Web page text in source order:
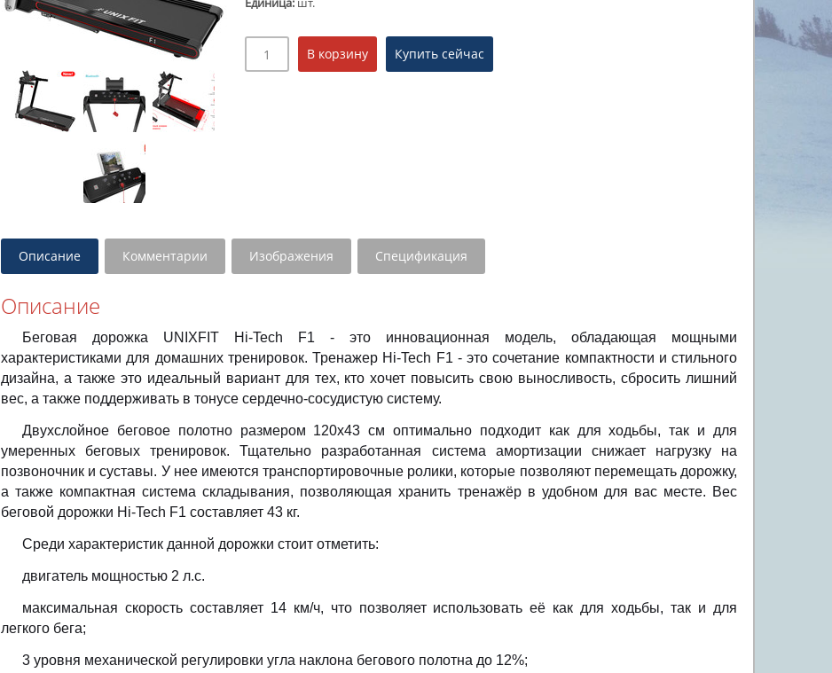
Описание Комментарии Изображения Спецификация
Описание
Беговая дорожка UNIXFIT Hi-Tech F1 - это инновационная модель, обладающая мощными
характеристиками для домашних тренировок. Тренажер Hi-Tech F1 - это сочетание компактности и стильного
дизайна, а также это идеальный вариант для тех, кто хочет повысить свою выносливость, сбросить лишний
вес, а также поддерживать в тонусе сердечно-сосудистую систему.
Двухслойное беговое полотно размером 120х43 см оптимально подходит как для ходьбы, так и для
умеренных беговых тренировок. Тщательно разработанная система амортизации снижает нагрузку на
позвоночник и суставы. У нее имеются транспортировочные ролики, которые позволяют перемещать дорожку,
а также компактная система складывания, позволяющая хранить тренажёр в удобном для вас месте. Вес
беговой дорожки Hi-Tech F1 составляет 43 кг.
Среди характеристик данной дорожки стоит отметить:
двигатель мощностью 2 л.с.
максимальная скорость составляет 14 км/ч, что позволяет использовать её как для ходьбы, так и для
легкого бега;
3 уровня механической регулировки угла наклона бегового полотна до 12%;